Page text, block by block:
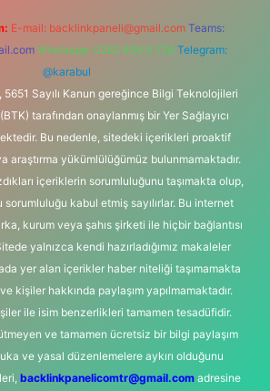
E-mail: backlinkpaneli@gmail.com Teams:
Whatsapp: 0262 606 0 726 Telegram:
@karabul
5651 Sayılı Kanun gereğince Bilgi Teknolojileri
tarafından onaylanmış bir Yer Sağlayıcı
Bu nedenle, sitedeki içerikleri proaktif
araştırma yükümlülüğümüz bulunmamaktadır.
içeriklerin sorumluluğunu taşımakta olup,
kabul etmiş sayılırlar. Bu internet
kurum veya şahıs şirketi ile hiçbir bağlantısı
yalnızca kendi hazırladığımız makaleler
yer alan içerikler haber niteliği taşımamakta
kişiler hakkında paylaşım yapılmamaktadır.
ile isim benzerlikleri tamamen tesadüfidir.
ve tamamen ücretsiz bir bilgi paylaşım
ve yasal düzenlemelere aykırı olduğunu
backlinkpanelicomtr@gmail.comadresine